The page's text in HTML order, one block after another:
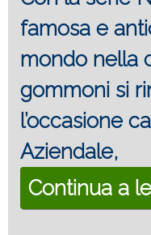
famosa e
mondo nella
gommoni si
l’occasione
Aziendale,
Continua a